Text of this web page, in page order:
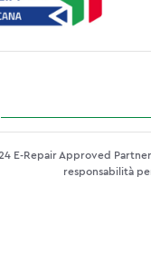
E-Repair Approved
responsabilità